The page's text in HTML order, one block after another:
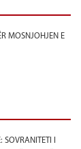
MOSNJOHJEN E
SOVRANITETI I